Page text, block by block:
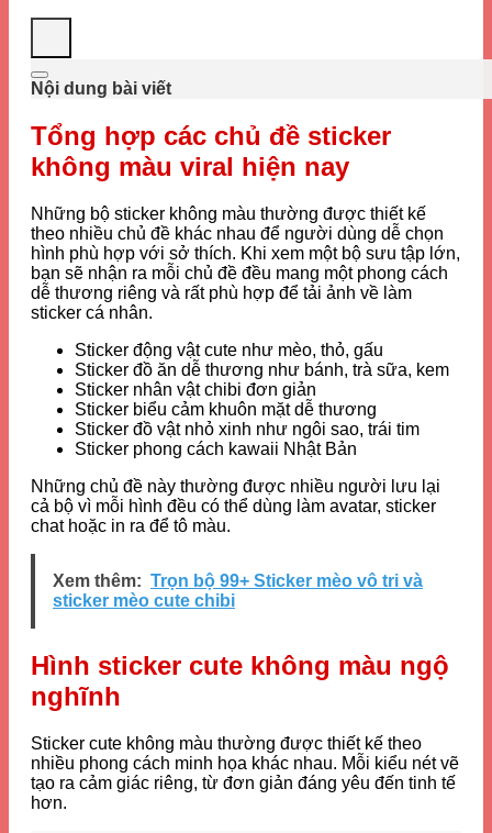
Nội dung bài viết
Tổng hợp các chủ đề sticker
không màu viral hiện nay
Những bộ sticker không màu thường được thiết kế
theo nhiều chủ đề khác nhau để người dùng dễ chọn
hình phù hợp với sở thích. Khi xem một bộ sưu tập lớn,
bạn sẽ nhận ra mỗi chủ đề đều mang một phong cách
dễ thương riêng và rất phù hợp để tải ảnh về làm
sticker cá nhân.
Sticker động vật cute như mèo, thỏ, gấu
Sticker đồ ăn dễ thương như bánh, trà sữa, kem
Sticker nhân vật chibi đơn giản
Sticker biểu cảm khuôn mặt dễ thương
Sticker đồ vật nhỏ xinh như ngôi sao, trái tim
Sticker phong cách kawaii Nhật Bản
Những chủ đề này thường được nhiều người lưu lại
cả bộ vì mỗi hình đều có thể dùng làm avatar, sticker
chat hoặc in ra để tô màu.
Xem thêm: Trọn bộ 99+ Sticker mèo vô tri và
sticker mèo cute chibi
Hình sticker cute không màu ngộ
nghĩnh
Sticker cute không màu thường được thiết kế theo
nhiều phong cách minh họa khác nhau. Mỗi kiểu nét vẽ
tạo ra cảm giác riêng, từ đơn giản đáng yêu đến tinh tế
hơn.